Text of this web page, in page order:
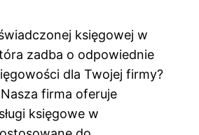
księgowej w
zadba o odpowiednie
dla Twojej firmy?
firma oferuje
księgowe w